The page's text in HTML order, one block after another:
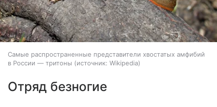
Самые распространенные представители хвостатых амфибий
в России — тритоны
источник: Wikipedia
Отряд безногие